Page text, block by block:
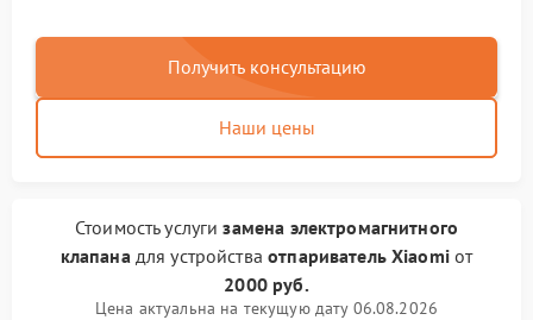
Получить консультацию
Наши цены
Стоимость услугизамена электромагнитного
клапанадля устройстваотпариватель Xiaomiот
2000 руб.
Цена актуальна на текущую дату 06.08.2026